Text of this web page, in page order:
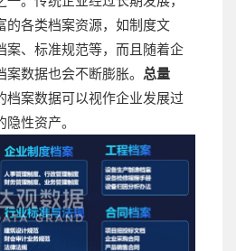
的各类档案资源，如制度文
案、标准规范等，而且随着企
数据也会不断膨胀。 总量
档案数据可以视作企业发展过
性资产。